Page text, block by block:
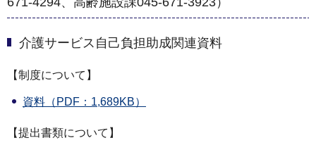
介護サービス自己負担助成関連資料
【制度について】
資料（PDF：1,689KB）
【提出書類について】